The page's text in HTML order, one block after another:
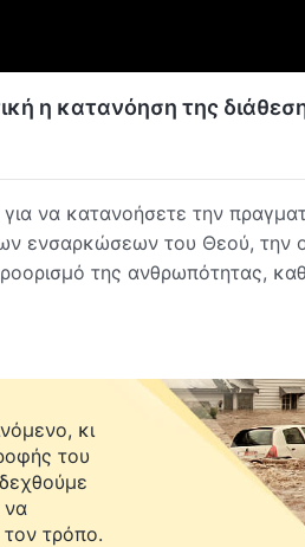
η κατανόηση της
να κατανοήσετε την
ενσαρκώσεων του Θεού, την
της ανθρωπότητας,
κι
του
να
τον τρόπο.